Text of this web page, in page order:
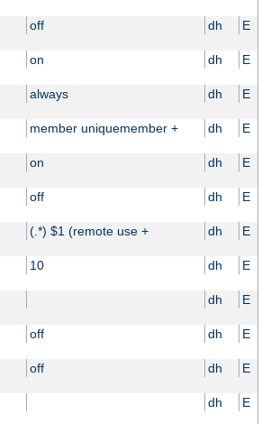
off dh E
on dh E
always dh E
member uniquemember + dh E
on dh E
off dh E
(.*) $1 (remote use + dh E
10 dh E
dh E
off dh E
off dh E
dh E